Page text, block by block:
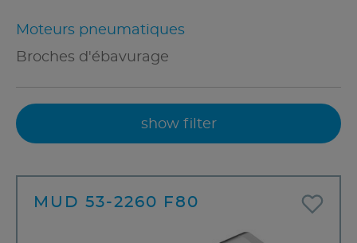
Moteurs pneumatiques
Broches d'ébavurage
show filter
MUD 53-2260 F80